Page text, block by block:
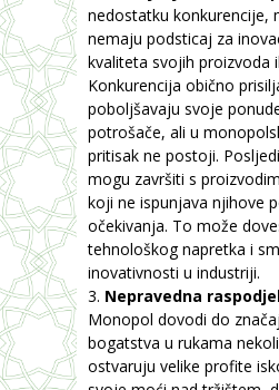
nedostatku konkurencije,
nemaju podsticaj za
kvaliteta svojih proizvoda
Konkurencija obično
poboljšavaju svoje
potrošače, ali u
pritisak ne postoji.
mogu završiti s
koji ne ispunjava njihove
očekivanja. To može
tehnološkog napretka i
inovativnosti u industriji.
Nepravedna
Monopol dovodi do
bogatstva u rukama
ostvaruju velike profite